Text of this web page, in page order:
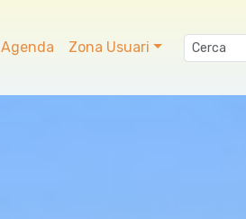
Agenda Zona Usuari